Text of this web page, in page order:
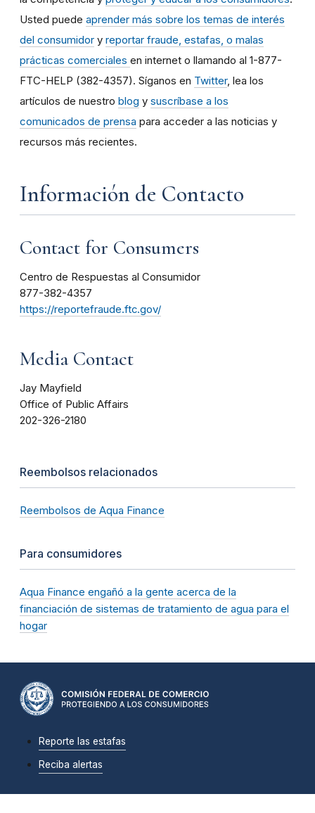
Usted puede aprender más sobre los temas de interés
del consumidor y reportar fraude, estafas, o malas
prácticas comerciales en internet o llamando al 1-877-
FTC-HELP (382-4357). Síganos en Twitter, lea los
artículos de nuestro blog y suscríbase a los
comunicados de prensa para acceder a las noticias y
recursos más recientes.
Información de Contacto
Contact for Consumers
Centro de Respuestas al Consumidor
877-382-4357
https://reportefraude.ftc.gov/
Media Contact
Jay Mayfield
Office of Public Affairs
202-326-2180
Reembolsos relacionados
Reembolsos de Aqua Finance
Para consumidores
Aqua Finance engañó a la gente acerca de la
financiación de sistemas de tratamiento de agua para el
hogar
Reporte las estafas
Reciba alertas